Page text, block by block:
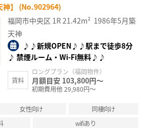
神】 (No.902964)
福岡市中央区 1R 21.42m² 1986年5月築
天神
♪♪新規OPEN♪♪駅まで徒歩8分
♪ 禁煙ルーム・Wi-Fi無料♪♪
賃料
ロングプラン（福岡物件）
月額目安 103,800円～
初期費用他 29,980円～
女性向け
同棲向け
wifiあり